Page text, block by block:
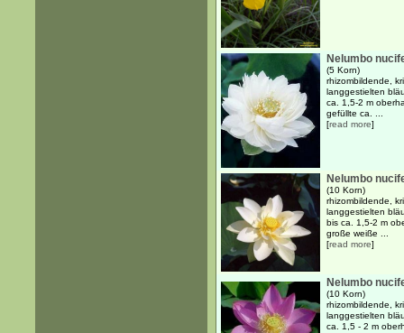
Nelumbo
(5 Korn)
rhizombildende,
langgestielten
ca. 1,5-2 m
gefüllte ca. ...
[read more]
Nelumbo
(10 Korn)
rhizombildende,
langgestielten
bis ca. 1,5-2 m
große weiße ...
[read more]
Nelumbo
(10 Korn)
rhizombildende,
langgestielten
ca. 1,5 - 2 m